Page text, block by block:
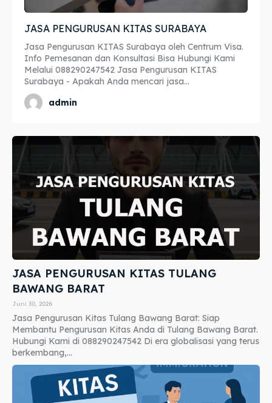
Asuransi
Blog
Asuransi
Blog
JASA PENGURUSAN KITAS SURABAYA
Jasa Pengurusan KITAS Surabaya oleh Centrum Visa.
Info Pemesanan dan Konsultasi Bisa Hubungi Kami
Melalui 088290247542 Jasa Pengurusan KITAS
Surabaya - Apakah Anda mencari jasa...
admin
JASA PENGURUSAN KITAS TULANG
BAWANG BARAT
Juni 30, 2026
Jasa Pengurusan Kitas Tulang Bawang Barat: Siap
Membantu Pengurusan Kitas Anda di Tulang Bawang Barat.
Hubungi Kami di 088290247542 Di era globalisasi yang terus
berkembang,...